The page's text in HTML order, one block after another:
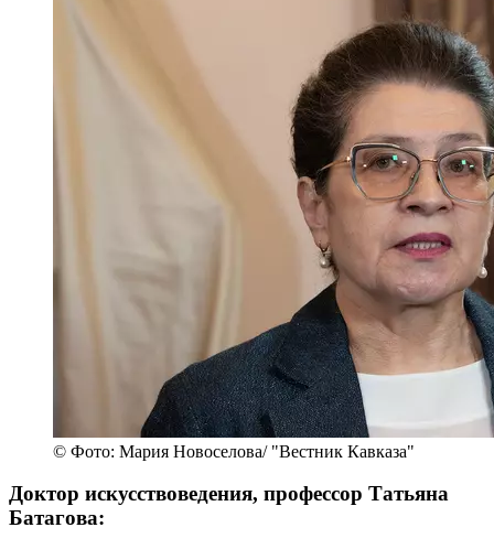
© Фото: Мария Новоселова/ "Вестник Кавказа"
Доктор искусствоведения, профессор Татьяна
Батагова: